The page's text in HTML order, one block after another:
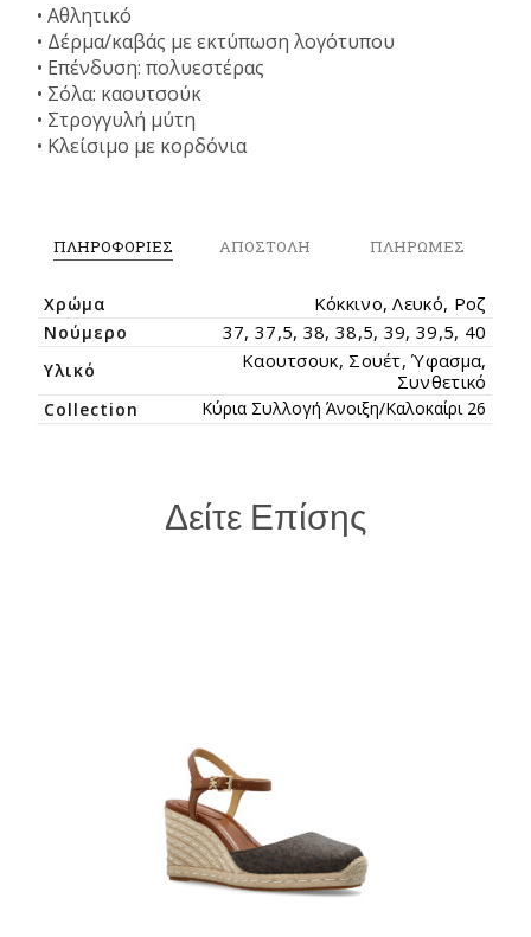
• Αθλητικό
• Δέρμα/καβάς με εκτύπωση λογότυπου
• Επένδυση: πολυεστέρας
• Σόλα: καουτσούκ
• Στρογγυλή μύτη
• Κλείσιμο με κορδόνια
ΠΛΗΡΟΦΟΡΙΕΣ ΑΠΟΣΤΟΛΗ ΠΛΗΡΩΜΕΣ
Χρώμα Κόκκινο, Λευκό, Ροζ
Νούμερο 37, 37,5, 38, 38,5, 39, 39,5, 40
Υλικό
Καουτσουκ, Σουέτ, Ύφασμα,
Συνθετικό
Collection Κύρια Συλλογή Άνοιξη/Καλοκαίρι 26
Δείτε Επίσης